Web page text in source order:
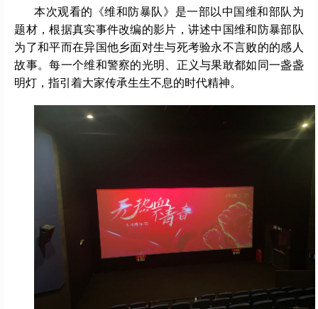
本次观看的《维和防暴队》是一部以中国维和部队为
题材，根据真实事件改编的影片，讲述中国维和防暴部队
为了和平而在异国他乡面对生与死考验永不言败的的感人
故事。每一个维和警察的光明、正义与果敢都如同一盏盏
明灯，指引着大家传承生生不息的时代精神。